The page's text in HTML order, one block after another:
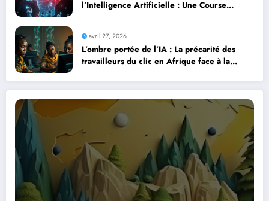
l’Intelligence Artificielle : Une Course
avril 27, 2026
L’ombre portée de l’IA : La précarité des
travailleurs du clic en Afrique face à la